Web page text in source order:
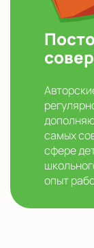
самых
сфере
опыт